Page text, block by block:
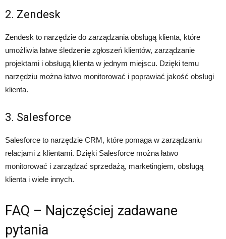
2. Zendesk
Zendesk to narzędzie do zarządzania obsługą klienta, które
umożliwia łatwe śledzenie zgłoszeń klientów, zarządzanie
projektami i obsługą klienta w jednym miejscu. Dzięki temu
narzędziu można łatwo monitorować i poprawiać jakość obsługi
klienta.
3. Salesforce
Salesforce to narzędzie CRM, które pomaga w zarządzaniu
relacjami z klientami. Dzięki Salesforce można łatwo
monitorować i zarządzać sprzedażą, marketingiem, obsługą
klienta i wiele innych.
FAQ – Najczęściej zadawane
pytania